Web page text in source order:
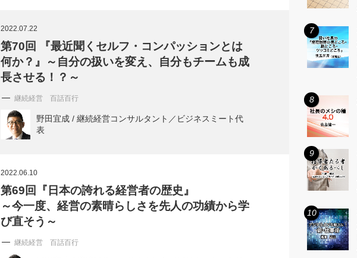
2022.07.22
第70回 『最近聞くセルフ・コンパッションとは
何か？』～自分の扱いを変え、自分もチームも成
長させる！？～
継続経営 百話百行
野田宜成 / 継続経営コンサルタント／ビジネスミート代
表
2022.06.10
第69回『日本の誇れる経営者の歴史』
～今一度、経営の素晴らしさを先人の功績から学
び直そう～
継続経営 百話百行
7
8
9
10